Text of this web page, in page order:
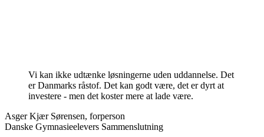
Vi kan ikke udtænke løsningerne uden uddannelse. Det
er Danmarks råstof. Det kan godt være, det er dyrt at
investere - men det koster mere at lade være.
Asger Kjær Sørensen, forperson
Danske Gymnasieelevers Sammenslutning